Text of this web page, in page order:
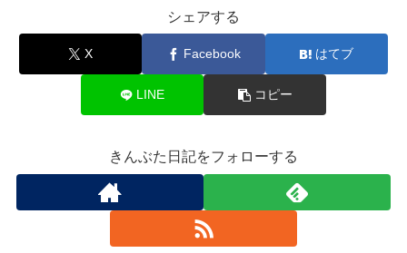
シェアする
X Facebook はてブ
LINE コピー
きんぶた日記をフォローする